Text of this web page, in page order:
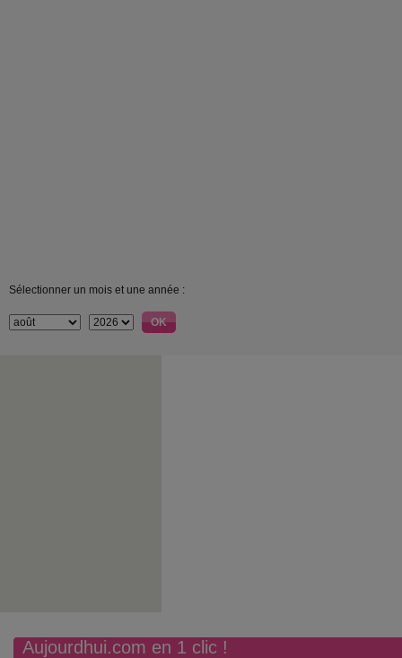
Sélectionner un mois et une année :
Aujourdhui.com en 1 clic !